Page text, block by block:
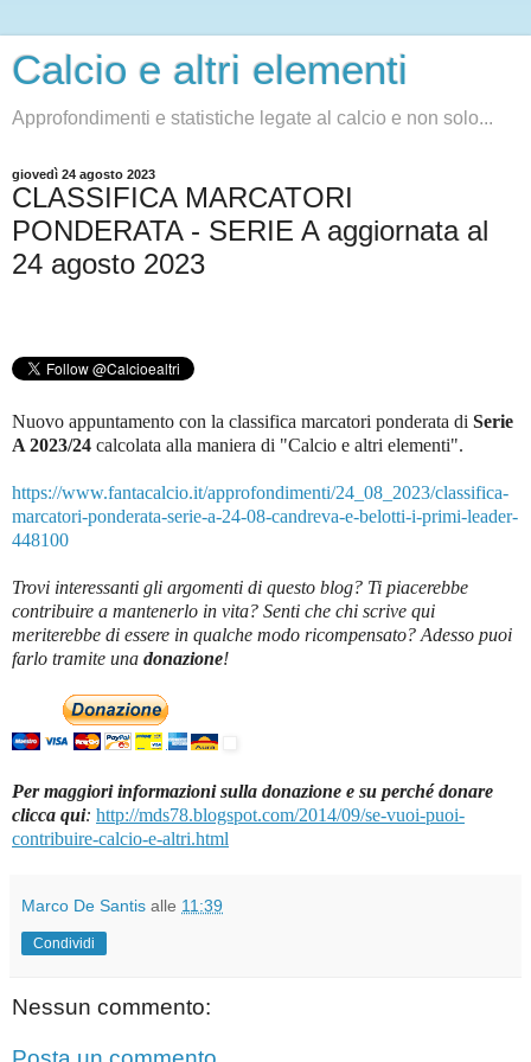
Calcio e altri elementi
Approfondimenti e statistiche legate al calcio e non solo...
giovedì 24 agosto 2023
CLASSIFICA MARCATORI
PONDERATA - SERIE A aggiornata al
24 agosto 2023
Nuovo appuntamento con la classifica marcatori ponderata di Serie
A 2023/24 calcolata alla maniera di "Calcio e altri elementi".
https://www.fantacalcio.it/approfondimenti/24_08_2023/classifica-
marcatori-ponderata-serie-a-24-08-candreva-e-belotti-i-primi-leader-
448100
Trovi interessanti gli argomenti di questo blog? Ti piacerebbe
contribuire a mantenerlo in vita? Senti che chi scrive qui
meriterebbe di essere in qualche modo ricompensato? Adesso puoi
farlo tramite una donazione!
Per maggiori informazioni sulla donazione e su perché donare
clicca qui: http://mds78.blogspot.com/2014/09/se-vuoi-puoi-
contribuire-calcio-e-altri.html
Marco De Santis alle 11:39
Condividi
Nessun commento: